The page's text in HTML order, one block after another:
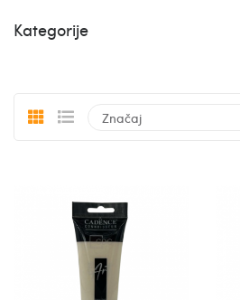
Kategorije
Značaj